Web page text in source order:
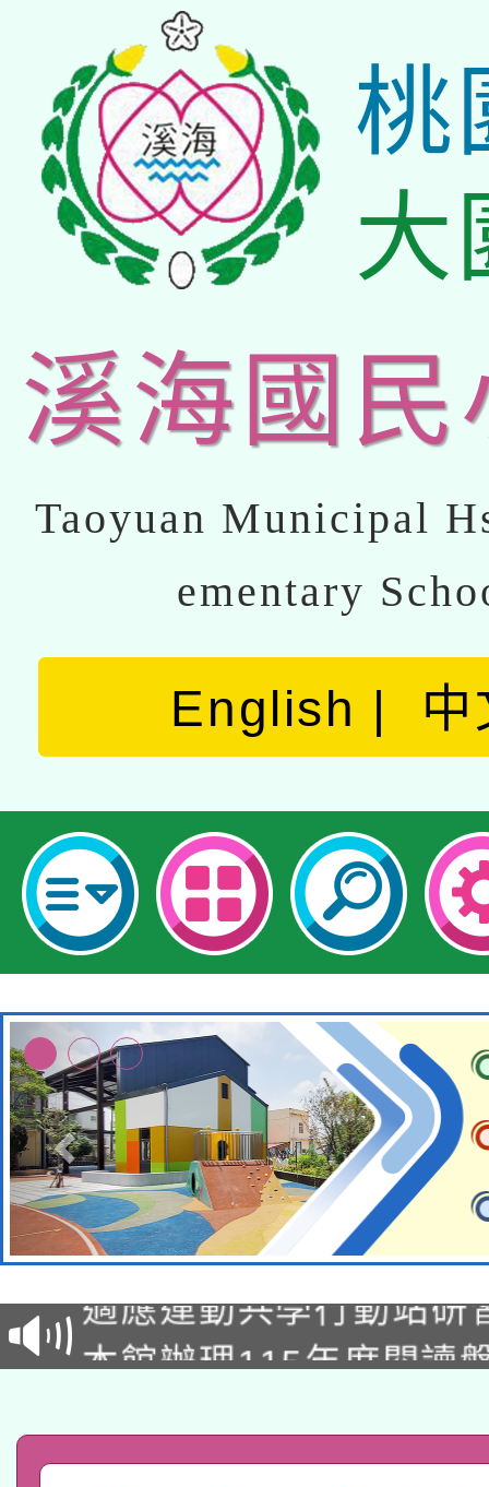
桃
大
溪海國民
Taoyuan Municipal
ementary
English 中
本校115學年度第2次
招甄選結果公告(無人
招)
本館辦理115年度閱讀
礎課程
A3數位素養講師名單